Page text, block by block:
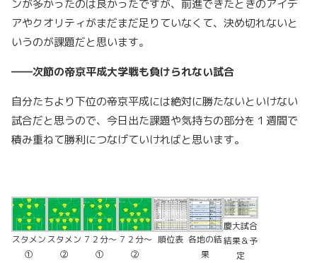
ンが多かったのは良かったですが、前進できたときのアイデ
アやクオリティがまだまだ足りていなくて、決め切れないと
いうのが課題だと思います。
――次節の帝京平成大学戦も負けられない試合
自分たちより下位の帝京平成には絶対に勝たないといけない
試合だと思うので、今日出た課題や気持ちの部分を１週間で
積み重ねて勝利につなげていければと思います。
スタメン
①
スタメン
②
７２分～
①
７２分～
②
順位表 各地の結
果
慶大試合
結果＆予
定